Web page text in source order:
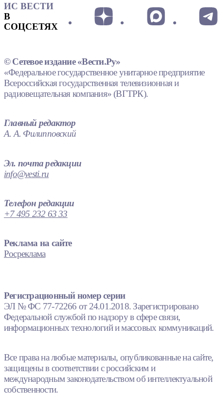
ИС ВЕСТИ
В
СОЦСЕТЯХ
© Сетевое издание «Вести.Ру»
«Федеральное государственное унитарное предприятие
Всероссийская государственная телевизионная и
радиовещательная компания» (ВГТРК).
Главный редактор
А. А. Филипповский
Эл. почта редакции
info@vesti.ru
Телефон редакции
+7 495 232 63 33
Реклама на сайте
Росреклама
Регистрационный номер серии
ЭЛ № ФС 77-72266 от 24.01.2018. Зарегистрировано
Федеральной службой по надзору в сфере связи,
информационных технологий и массовых коммуникаций.
Все права на любые материалы, опубликованные на сайте,
защищены в соответствии с российским и
международным законодательством об интеллектуальной
собственности.